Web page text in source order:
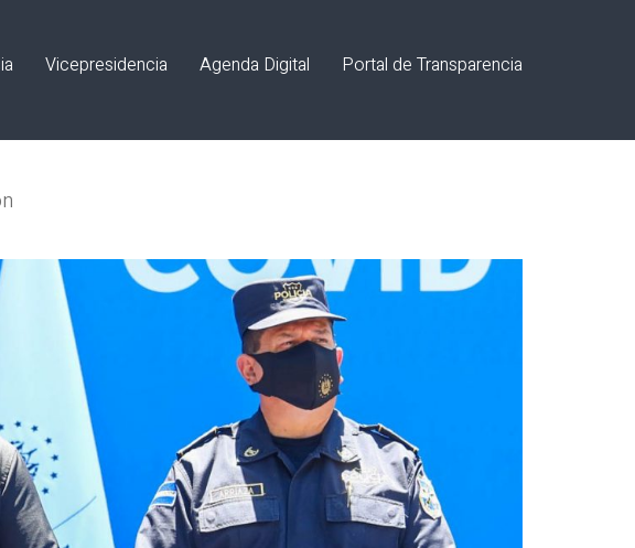
Vicepresidencia Agenda Digital Portal de Transparencia